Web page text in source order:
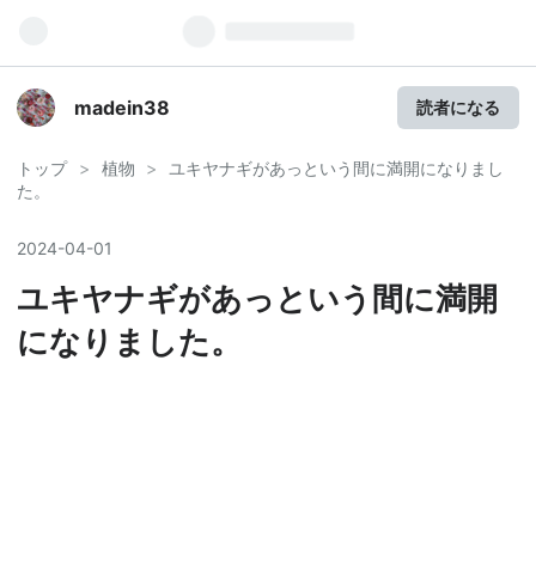
madein38 読者になる
トップ > 植物 >
ユキヤナギがあっという間に満開になりまし
た。
2024-04-01
ユキヤナギがあっという間に満開
になりました。